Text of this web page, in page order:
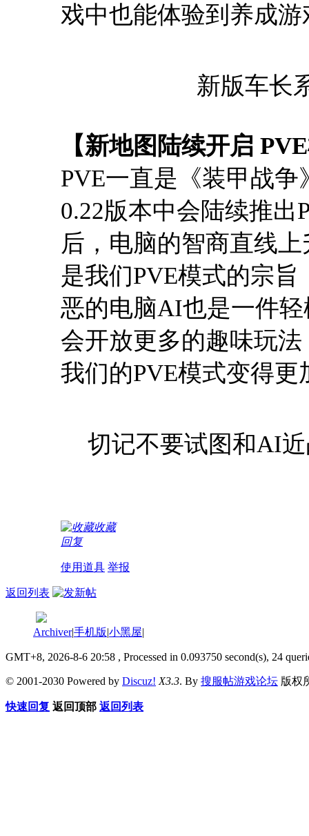
戏中也能体验到养成
新版车长
【新地图陆续开启
PVE一直是《装甲战
0.22版本中会陆续推出
后，电脑的智商直线
是我们PVE模式的宗
恶的电脑AI也是一件
会开放更多的趣味玩
我们的PVE模式变得更
切记不要试图和AI
收藏
回复
使用道具 举报
返回列表
Archiver|手机版|小黑屋|
GMT+8, 2026-8-6 20:58 , Processed in 0.093750 second(s), 24
© 2001-2030 Powered by Discuz! X3.3. By 搜服帖游戏论坛 版权
快速回复 返回顶部 返回列表